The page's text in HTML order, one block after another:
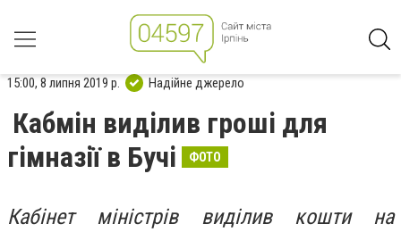
15:00, 8 липня 2019 р. Надійне джерело
Кабмін виділив гроші для
гімназії в Бучі
ФОТО
Кабінет міністрів виділив кошти на